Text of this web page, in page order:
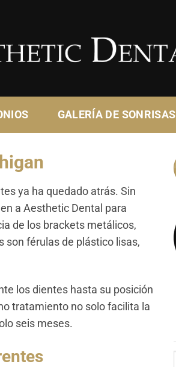
GALERÍA DE SONRISAS
ya ha quedado atrás. Sin
a Aesthetic Dental para
de los brackets metálicos,
son férulas de plástico lisas,
los dientes hasta su posición
tratamiento no solo facilita la
seis meses.